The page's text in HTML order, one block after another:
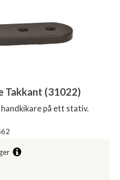
Takkant (31022)
på ett stativ.